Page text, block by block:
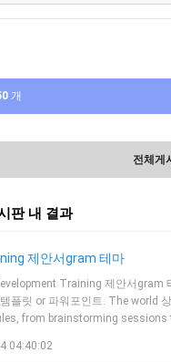
개
전체게
판 내 결과
제안서gram 테마
Training 제안서gram
플릿 or 파워포인트. The world
from brainstorming
04:40:02